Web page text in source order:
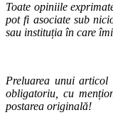
Toate opiniile
pot fi asociate sub
sau instituția în care
Preluarea unui
obligatoriu, cu
postarea originală!